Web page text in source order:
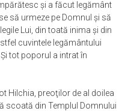
şi a făcut legământ
să urmeze pe Domnul şi să
Lui, din toată inima şi din
cuvintele legământului
tot poporul a intrat în
Hilchia, preoţilor de al doilea
scoată din Templul Domnului